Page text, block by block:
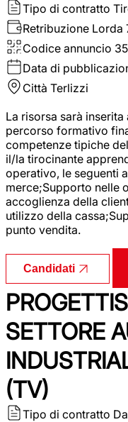
Tipo di contratto
Retribuzione Lorda
Codice annuncio
Data di
Città Terlizzi
La risorsa sarà
percorso formativo
competenze tipiche
il/la tirocinante
operativo, le seguenti
merce;Supporto nelle
accoglienza della
utilizzo della
punto vendita.
Candidati
SETTORE
(TV)
Tipo di contratto